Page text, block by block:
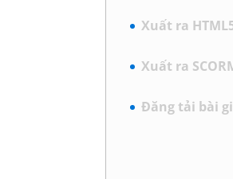
Xuất ra
Xuất ra
Đăng tải bài